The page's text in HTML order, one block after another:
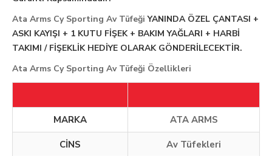
Ata Arms Cy Sporting Av Tüfeği YANINDA ÖZEL ÇANTASI +
ASKI KAYIŞI + 1 KUTU FİŞEK + BAKIM YAĞLARI + HARBİ
TAKIMI / FİŞEKLİK HEDİYE OLARAK GÖNDERİLECEKTİR.
Ata Arms Cy Sporting Av Tüfeği Özellikleri
MARKA ATA ARMS
CİNS Av Tüfekleri